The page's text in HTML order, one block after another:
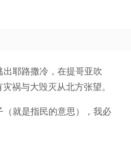
耶路撒冷，在提哥亚吹
祸与大毁灭从北方张望。
就是指民的意思），我必